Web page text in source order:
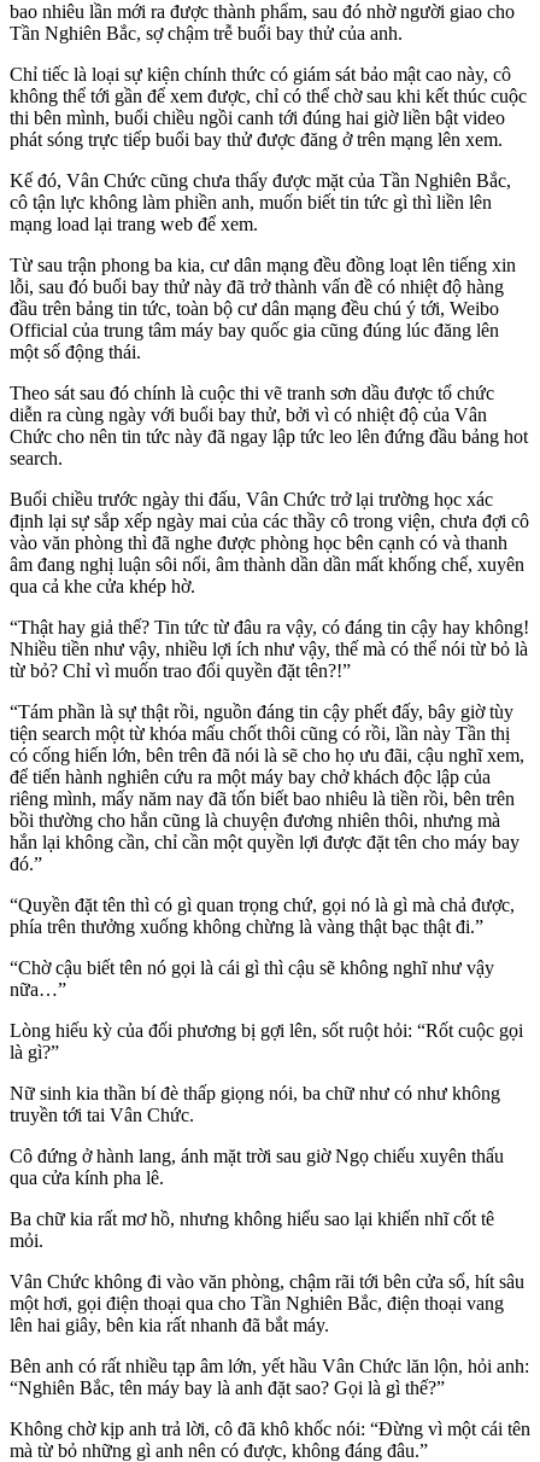
bao nhiêu lần mới ra được thành phẩm, sau đó nhờ người giao cho
Tần Nghiên Bắc, sợ chậm trễ buổi bay thử của anh.
Chỉ tiếc là loại sự kiện chính thức có giám sát bảo mật cao này, cô
không thể tới gần để xem được, chỉ có thể chờ sau khi kết thúc cuộc
thi bên mình, buổi chiều ngồi canh tới đúng hai giờ liền bật video
phát sóng trực tiếp buổi bay thử được đăng ở trên mạng lên xem.
Kế đó, Vân Chức cũng chưa thấy được mặt của Tần Nghiên Bắc,
cô tận lực không làm phiền anh, muốn biết tin tức gì thì liền lên
mạng load lại trang web để xem.
Từ sau trận phong ba kia, cư dân mạng đều đồng loạt lên tiếng xin
lỗi, sau đó buổi bay thử này đã trở thành vấn đề có nhiệt độ hàng
đầu trên bảng tin tức, toàn bộ cư dân mạng đều chú ý tới, Weibo
Official của trung tâm máy bay quốc gia cũng đúng lúc đăng lên
một số động thái.
Theo sát sau đó chính là cuộc thi vẽ tranh sơn dầu được tổ chức
diễn ra cùng ngày với buổi bay thử, bởi vì có nhiệt độ của Vân
Chức cho nên tin tức này đã ngay lập tức leo lên đứng đầu bảng hot
search.
Buổi chiều trước ngày thi đấu, Vân Chức trở lại trường học xác
định lại sự sắp xếp ngày mai của các thầy cô trong viện, chưa đợi cô
vào văn phòng thì đã nghe được phòng học bên cạnh có và thanh
âm đang nghị luận sôi nổi, âm thành dần dần mất khống chế, xuyên
qua cả khe cửa khép hờ.
“Thật hay giả thế? Tin tức từ đâu ra vậy, có đáng tin cậy hay không!
Nhiều tiền như vậy, nhiều lợi ích như vậy, thế mà có thể nói từ bỏ là
từ bỏ? Chỉ vì muốn trao đổi quyền đặt tên?!”
“Tám phần là sự thật rồi, nguồn đáng tin cậy phết đấy, bây giờ tùy
tiện search một từ khóa mấu chốt thôi cũng có rồi, lần này Tần thị
có cống hiến lớn, bên trên đã nói là sẽ cho họ ưu đãi, cậu nghĩ xem,
để tiến hành nghiên cứu ra một máy bay chở khách độc lập của
riêng mình, mấy năm nay đã tốn biết bao nhiêu là tiền rồi, bên trên
bồi thường cho hắn cũng là chuyện đương nhiên thôi, nhưng mà
hắn lại không cần, chỉ cần một quyền lợi được đặt tên cho máy bay
đó.”
“Quyền đặt tên thì có gì quan trọng chứ, gọi nó là gì mà chả được,
phía trên thưởng xuống không chừng là vàng thật bạc thật đi.”
“Chờ cậu biết tên nó gọi là cái gì thì cậu sẽ không nghĩ như vậy
nữa…”
Lòng hiếu kỳ của đối phương bị gợi lên, sốt ruột hỏi: “Rốt cuộc gọi
là gì?”
Nữ sinh kia thần bí đè thấp giọng nói, ba chữ như có như không
truyền tới tai Vân Chức.
Cô đứng ở hành lang, ánh mặt trời sau giờ Ngọ chiếu xuyên thấu
qua cửa kính pha lê.
Ba chữ kia rất mơ hồ, nhưng không hiểu sao lại khiến nhĩ cốt tê
mỏi.
Vân Chức không đi vào văn phòng, chậm rãi tới bên cửa sổ, hít sâu
một hơi, gọi điện thoại qua cho Tần Nghiên Bắc, điện thoại vang
lên hai giây, bên kia rất nhanh đã bắt máy.
Bên anh có rất nhiều tạp âm lớn, yết hầu Vân Chức lăn lộn, hỏi anh:
“Nghiên Bắc, tên máy bay là anh đặt sao? Gọi là gì thế?”
Không chờ kịp anh trả lời, cô đã khô khốc nói: “Đừng vì một cái tên
mà từ bỏ những gì anh nên có được, không đáng đâu.”